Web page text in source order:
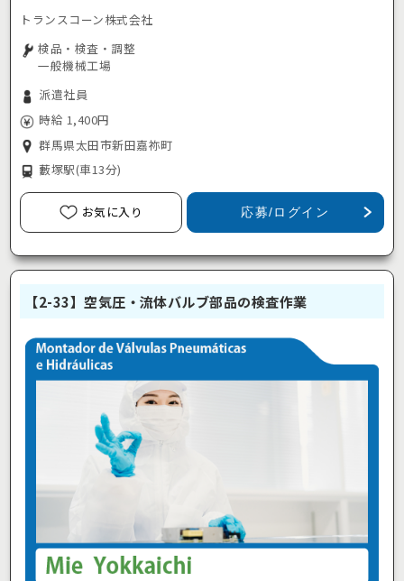
トランスコーン株式会社
検品・検査・調整
一般機械工場
派遣社員
時給 1,400円
群馬県太田市新田嘉祢町
藪塚駅(車13分)
お気に入り 応募/ログイン
【2-33】空気圧・流体バルブ部品の検査作業